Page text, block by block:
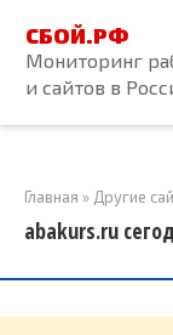
контенту
СБОЙ.РФ
Мониторинг
и сайтов в
Главная » Другие
abakurs.ru